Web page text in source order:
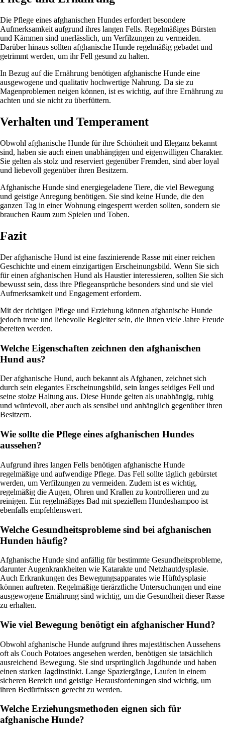
Die Pflege eines afghanischen Hundes erfordert besondere
Aufmerksamkeit aufgrund ihres langen Fells. Regelmäßiges Bürsten
und Kämmen sind unerlässlich, um Verfilzungen zu vermeiden.
Darüber hinaus sollten afghanische Hunde regelmäßig gebadet und
getrimmt werden, um ihr Fell gesund zu halten.
In Bezug auf die Ernährung benötigen afghanische Hunde eine
ausgewogene und qualitativ hochwertige Nahrung. Da sie zu
Magenproblemen neigen können, ist es wichtig, auf ihre Ernährung zu
achten und sie nicht zu überfüttern.
Verhalten und Temperament
Obwohl afghanische Hunde für ihre Schönheit und Eleganz bekannt
sind, haben sie auch einen unabhängigen und eigenwilligen Charakter.
Sie gelten als stolz und reserviert gegenüber Fremden, sind aber loyal
und liebevoll gegenüber ihren Besitzern.
Afghanische Hunde sind energiegeladene Tiere, die viel Bewegung
und geistige Anregung benötigen. Sie sind keine Hunde, die den
ganzen Tag in einer Wohnung eingesperrt werden sollten, sondern sie
brauchen Raum zum Spielen und Toben.
Fazit
Der afghanische Hund ist eine faszinierende Rasse mit einer reichen
Geschichte und einem einzigartigen Erscheinungsbild. Wenn Sie sich
für einen afghanischen Hund als Haustier interessieren, sollten Sie sich
bewusst sein, dass ihre Pflegeansprüche besonders sind und sie viel
Aufmerksamkeit und Engagement erfordern.
Mit der richtigen Pflege und Erziehung können afghanische Hunde
jedoch treue und liebevolle Begleiter sein, die Ihnen viele Jahre Freude
bereiten werden.
Welche Eigenschaften zeichnen den afghanischen
Hund aus?
Der afghanische Hund, auch bekannt als Afghanen, zeichnet sich
durch sein elegantes Erscheinungsbild, sein langes seidiges Fell und
seine stolze Haltung aus. Diese Hunde gelten als unabhängig, ruhig
und würdevoll, aber auch als sensibel und anhänglich gegenüber ihren
Besitzern.
Wie sollte die Pflege eines afghanischen Hundes
aussehen?
Aufgrund ihres langen Fells benötigen afghanische Hunde
regelmäßige und aufwendige Pflege. Das Fell sollte täglich gebürstet
werden, um Verfilzungen zu vermeiden. Zudem ist es wichtig,
regelmäßig die Augen, Ohren und Krallen zu kontrollieren und zu
reinigen. Ein regelmäßiges Bad mit speziellem Hundeshampoo ist
ebenfalls empfehlenswert.
Welche Gesundheitsprobleme sind bei afghanischen
Hunden häufig?
Afghanische Hunde sind anfällig für bestimmte Gesundheitsprobleme,
darunter Augenkrankheiten wie Katarakte und Netzhautdysplasie.
Auch Erkrankungen des Bewegungsapparates wie Hüftdysplasie
können auftreten. Regelmäßige tierärztliche Untersuchungen und eine
ausgewogene Ernährung sind wichtig, um die Gesundheit dieser Rasse
zu erhalten.
Wie viel Bewegung benötigt ein afghanischer Hund?
Obwohl afghanische Hunde aufgrund ihres majestätischen Aussehens
oft als Couch Potatoes angesehen werden, benötigen sie tatsächlich
ausreichend Bewegung. Sie sind ursprünglich Jagdhunde und haben
einen starken Jagdinstinkt. Lange Spaziergänge, Laufen in einem
sicheren Bereich und geistige Herausforderungen sind wichtig, um
ihren Bedürfnissen gerecht zu werden.
Welche Erziehungsmethoden eignen sich für
afghanische Hunde?